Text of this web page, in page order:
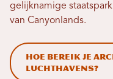
gelijknamige
van Canyonlands.
Hoe bereik je
luchthavens?